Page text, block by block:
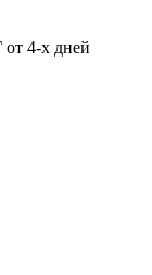
4-х дней